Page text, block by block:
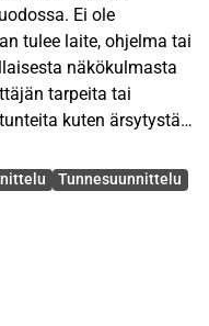
negative
the system is
upon previous theories
such as Usability
conducted via a
an interview, created
in the questions. The
Ei ole
tulee laite, ohjelma tai
näkökulmasta
tarpeita tai
kuten ärsytystä
ja negatiivisten
miten nämä lopulta
Tunnesuunnittelu